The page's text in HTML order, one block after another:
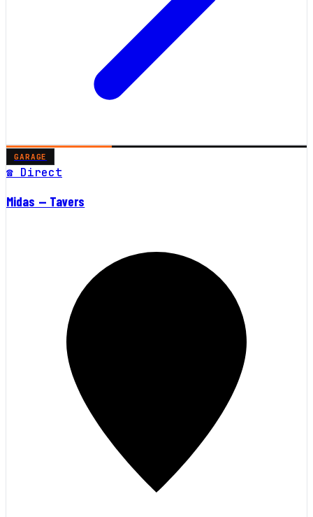
GARAGE
☎ Direct
Midas — Tavers